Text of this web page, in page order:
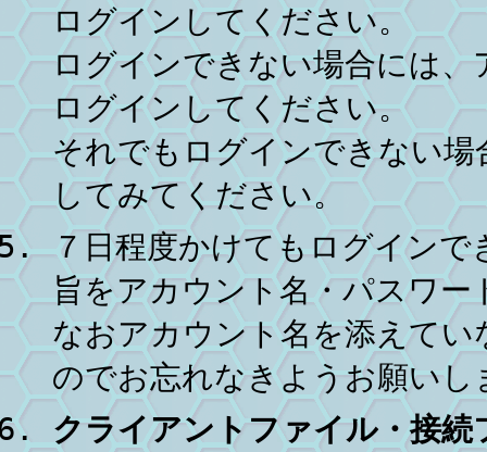
ログインしてください。
ログインできない場合には
ログインしてください。
それでもログインできない
してみてください。
７日程度かけてもログインで
旨をアカウント名・パスワ
なおアカウント名を添えて
のでお忘れなきようお願いし
クライアントファイル・接